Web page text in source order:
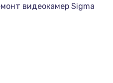
видеокамер Sigma